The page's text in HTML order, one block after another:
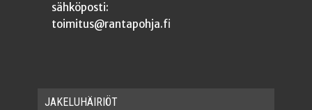
sähköposti:
toimitus@rantapohja.fi
JAKE­LU­HÄI­RIÖT